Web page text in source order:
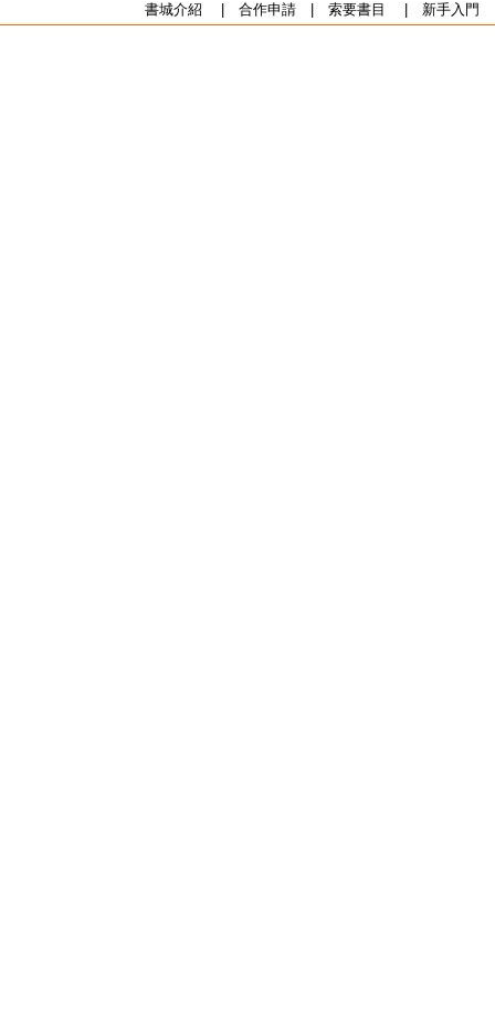
書城介紹 合作申請| 索要書目 新手入門